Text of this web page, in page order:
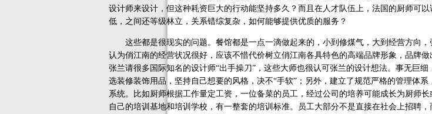
设计师来设计，但这种耗资巨大的行动能坚持多久？而且在人才队伍上，法国的厨师可
低，之间还等级林立，关系错综复杂，如何能够提供优质的服务？
这些都是很现实的问题。餐馆都是一点一滴做起来的，小到修煤气，大到经营方向，
认为俏江南的经营状况很好，应该不惜代价树立俏江南各具特色的高端品牌形象，品牌
张兰请很多国际知名的设计师“出手操刀”，这些大师也很认可张兰的设计想法。事无巨
选装修装饰用品，坚持自己想要的风格，决不“手软”；另外，建立了规范严格的管理体
系统。比如厨师根据工作量定工资，一位备菜的员工，经过公司的培养可能成长为厨师
自己的培训基地和培训学校，有一整套的培训标准。员工大部分不是直接在社会上招聘，